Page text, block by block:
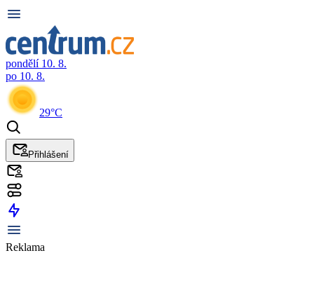
pondělí 10. 8.
po 10. 8.
29°C
Přihlášení
Reklama